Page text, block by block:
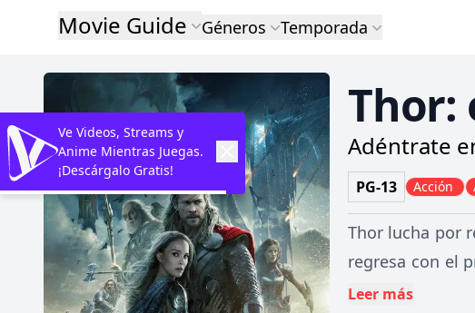
Movie Guide Géneros Temporada
Thor:
Adéntrate
PG-13 Acción
Thor lucha por
regresa con el
siquiera Odín y
Leer más
Ve Videos, Streams y
Anime Mientras Juegas.
¡Descárgalo Gratis!